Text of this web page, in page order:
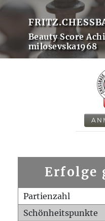
Beauty Score
milosevska1968
Erfolge
Partienzahl
Schönheitspunkte